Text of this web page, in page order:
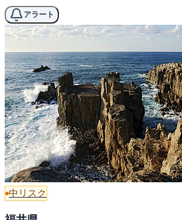
アラート
中リスク